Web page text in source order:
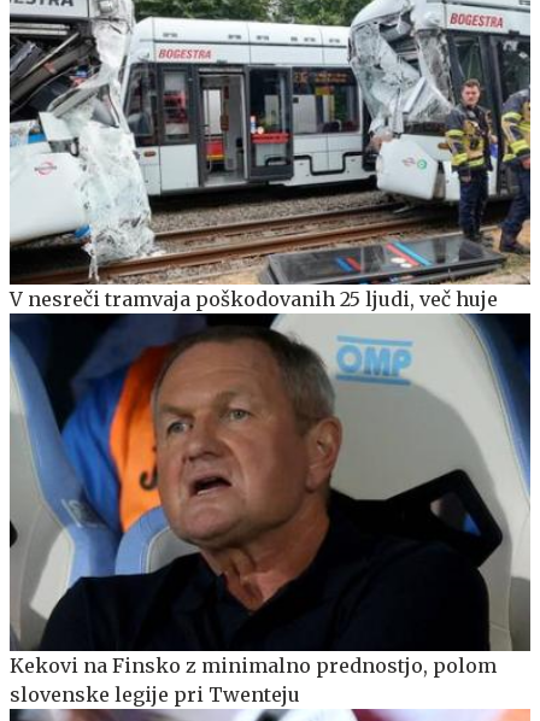
V nesreči tramvaja poškodovanih 25 ljudi, več huje
Kekovi na Finsko z minimalno prednostjo, polom
slovenske legije pri Twenteju